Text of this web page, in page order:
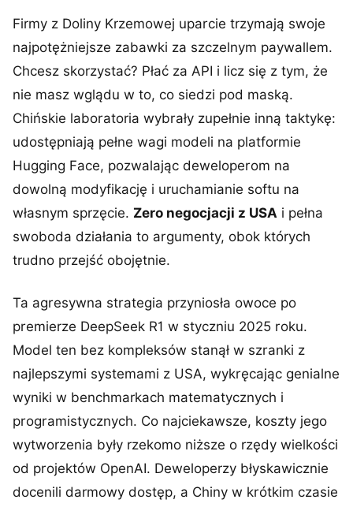
Firmy z Doliny Krzemowej uparcie trzymają swoje
najpotężniejsze zabawki za szczelnym paywallem.
Chcesz skorzystać? Płać za API i licz się z tym, że
nie masz wglądu w to, co siedzi pod maską.
Chińskie laboratoria wybrały zupełnie inną taktykę:
udostępniają pełne wagi modeli na platformie
Hugging Face, pozwalając deweloperom na
dowolną modyfikację i uruchamianie softu na
własnym sprzęcie. Zero negocjacji z USA i pełna
swoboda działania to argumenty, obok których
trudno przejść obojętnie.
Ta agresywna strategia przyniosła owoce po
premierze DeepSeek R1 w styczniu 2025 roku.
Model ten bez kompleksów stanął w szranki z
najlepszymi systemami z USA, wykręcając genialne
wyniki w benchmarkach matematycznych i
programistycznych. Co najciekawsze, koszty jego
wytworzenia były rzekomo niższe o rzędy wielkości
od projektów OpenAI. Deweloperzy błyskawicznie
docenili darmowy dostęp, a Chiny w krótkim czasie